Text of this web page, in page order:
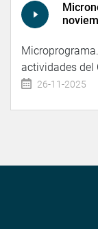
actividades del
26-11-2025